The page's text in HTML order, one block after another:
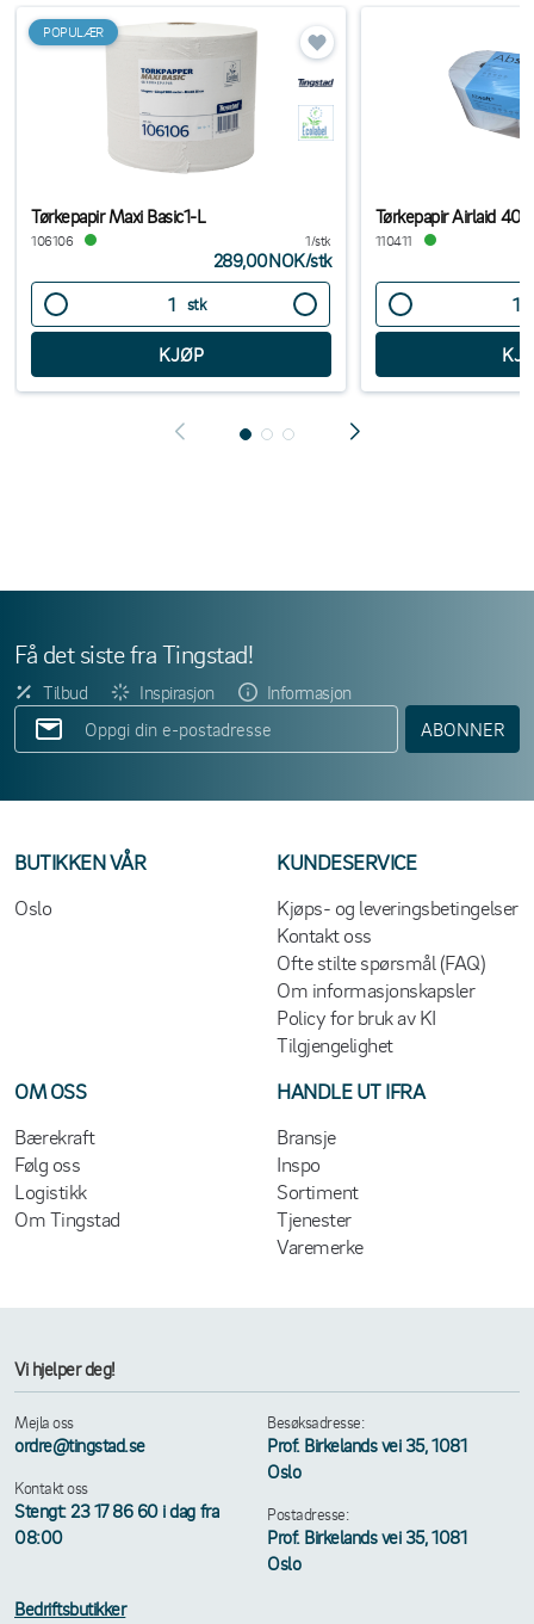
POPULÆR
Tørkepapir Maxi Basic1-L
106106 1/stk
289,00NOK/stk
stk
Tørkepapir Airlaid
110411
Få det siste fra Tingstad!
Tilbud Inspirasjon
Informasjon
ABONNER
BUTIKKEN VÅR
Oslo
KUNDESERVICE
Kjøps- og leveringsbetingelser
Kontakt oss
Ofte stilte spørsmål (FAQ)
Om informasjonskapsler
Policy for bruk av KI
Tilgjengelighet
OM OSS
Bærekraft
Følg oss
Logistikk
Om Tingstad
HANDLE UT IFRA
Bransje
Inspo
Sortiment
Tjenester
Varemerke
Vi hjelper deg!
Mejla oss
ordre@tingstad.se
Kontakt oss
Stengt: 23 17 86 60 i dag fra
08:00
Besøksadresse:
Prof. Birkelands vei 35, 1081
Oslo
Postadresse:
Prof. Birkelands vei 35, 1081
Oslo
Bedriftsbutikker